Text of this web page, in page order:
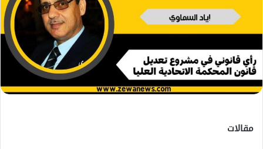
مقالات